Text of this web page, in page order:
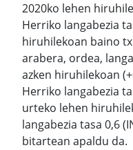
2020ko lehen
Herriko langabezia
hiruhilekoan baino
arabera, ordea,
azken hiruhilekoan
Herriko langabezia
urteko lehen
langabezia tasa 0,6
bitartean apaldu da.